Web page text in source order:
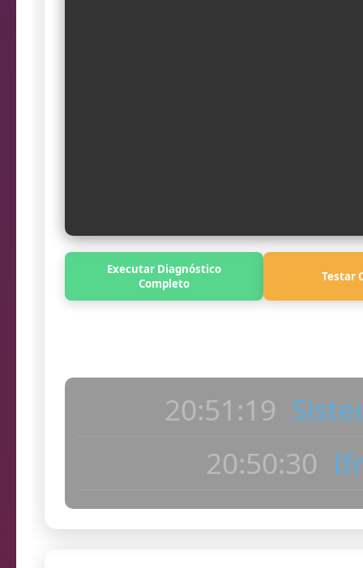
Executar Diagnóstico
Completo
Testar
20:51:20
20:50:30